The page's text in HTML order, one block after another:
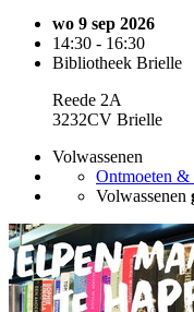
wo 9 sep 2026
14:30 - 16:30
Bibliotheek Brielle
Reede 2A
3232CV Brielle
Volwassenen
Ontmoeten &
Volwassenen